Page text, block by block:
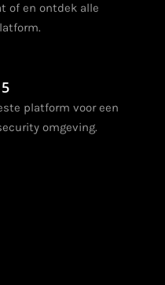
of en ontdek alle
platform voor een
omgeving.